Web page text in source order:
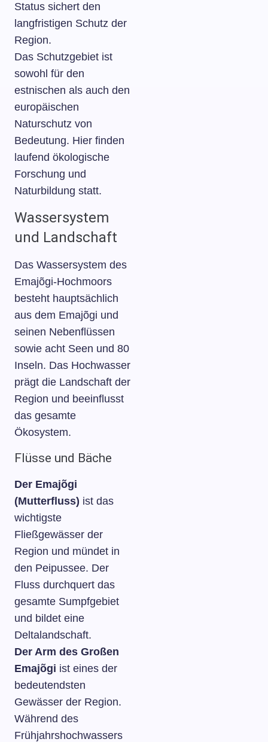
Status sichert den
langfristigen Schutz der
Region.
Das Schutzgebiet ist
sowohl für den
estnischen als auch den
europäischen
Naturschutz von
Bedeutung. Hier finden
laufend ökologische
Forschung und
Naturbildung statt.
Wassersystem
und Landschaft
Das Wassersystem des
Emajõgi-Hochmoors
besteht hauptsächlich
aus dem Emajõgi und
seinen Nebenflüssen
sowie acht Seen und 80
Inseln. Das Hochwasser
prägt die Landschaft der
Region und beeinflusst
das gesamte
Ökosystem.
Flüsse und Bäche
Der Emajõgi
(Mutterfluss) ist das
wichtigste
Fließgewässer der
Region und mündet in
den Peipussee. Der
Fluss durchquert das
gesamte Sumpfgebiet
und bildet eine
Deltalandschaft.
Der Arm des Großen
Emajõgi ist eines der
bedeutendsten
Gewässer der Region.
Während des
Frühjahrshochwassers